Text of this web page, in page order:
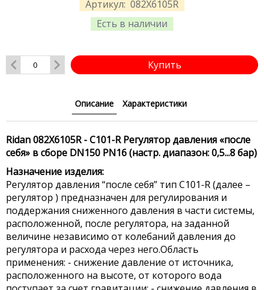
Артикул: 082X6105R
Есть в наличии
Купить
Описание Характеристики
Ridan 082X6105R - C101-R Регулятор давления «после
себя» в сборе DN150 PN16 (настр. диапазон: 0,5...8 бар)
Назначение изделия:
Регулятор давления “после себя” тип С101-R (далее –
регулятор ) предназначен для регулирования и
поддержания сниженного давления в части системы,
расположенной, после регулятора, на заданной
величине независимо от колебаний давления до
регулятора и расхода через него.Область
применения: - снижение давление от источника,
расположенного на высоте, от которого вода